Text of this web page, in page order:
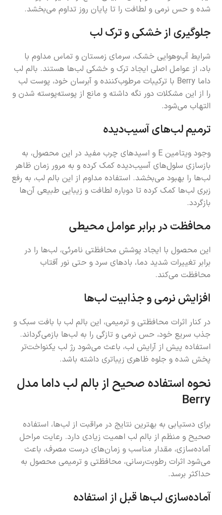
شده و حس نرمی و لطافت را تا پایان روز تداوم می‌بخشد.
جلوگیری از خشکی و ترک لب
شرایط آب‌و‌هوایی خشک، سرمای زمستان و تماس مداوم با
باد، از عوامل اصلی ایجاد ترک و خشکی لب‌ها هستند. بالم لب
داما Berry با ترکیبات مرطوب‌کننده و آبرسان خود، پوست لب
را از این مشکلات دور نگه داشته و مانع از پوسته‌پوسته شدن و
التهاب می‌شود.
ترمیم لب‌های آسیب‌دیده
وجود ویتامین E و اسیدهای چرب مفید در این محصول، به
بازسازی سلول‌های آسیب‌دیده کمک کرده و به مرور زمان ظاهر
لب‌ها را بهبود می‌بخشد. استفاده مداوم از این بالم لب، به رفع
زبری لب‌ها کمک کرده تا دوباره لطافت و زیبایی طبیعی آن‌ها
بازگردد.
محافظت در برابر عوامل محیطی
این محصول با ایجاد پوشش محافظتی نامرئی، لب‌ها را در
برابر تغییرات شدید دما، بادهای سرد و حتی نور آفتاب
محافظت می‌کند.
افزایش نرمی و جذابیت لب‌ها
در کنار اثرات محافظتی و ترمیمی، این بالم لب با بافت سبک و
جذب سریع خود، حس نرمی و تازگی را به لب‌ها بازمی‌گرداند.
استفاده پیش از آرایش لب، باعث می‌شود رژ لب یکنواخت‌تر
پخش شده و جلوه ظاهری زیباتری داشته باشد.
نحوه استفاده صحیح از بالم لب داما مدل
Berry
برای دستیابی به بهترین نتایج در مراقبت از لب‌ها، استفاده
صحیح و منظم از بالم لب اهمیت زیادی دارد. رعایت مراحل
آماده‌سازی، مقدار مناسب و زمان‌های درست مصرف، باعث
می‌شود اثرات رطوبت‌رسانی، محافظتی و ترمیمی محصول به
حداکثر برسد.
آماده‌سازی لب‌ها قبل از استفاده